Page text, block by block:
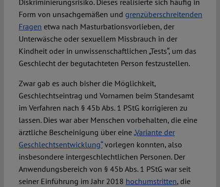
Diskriminierungsrisiko. Dieses realisierte sich häufig in
Form von unsachgemäßen und grenzüberschreitenden
Fragen etwa nach Masturbationsvorlieben, der
Unterwäsche oder sexuellem Missbrauch in der
Kindheit oder in unwissenschaftlichen „Tests“, um das
Geschlecht der begutachteten Person festzustellen.
Zwar gab es auch bisher die Möglichkeit,
Geschlechtseintrag und Vornamen beim Standesamt
im Verfahren nach § 45b Abs. 1 PStG korrigieren zu
lassen. Dies war aber Menschen vorbehalten, die eine
ärztliche Bescheinigung über eine„Variante der
Geschlechtsentwicklung“vorlegen konnten, also
insbesondere intergeschlechtlichen Personen. Der
Anwendungsbereich von § 45b Abs. 1 PStG war seit
seiner Einführung im Jahr 2018 hochumstritten, die